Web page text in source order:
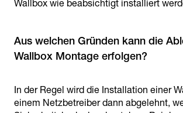
Wallbox wie beabsichtigt installiert
Aus welchen Gründen kann die
Wallbox Montage erfolgen?
In der Regel wird die Installation einer
einem Netzbetreiber dann abgelehnt,